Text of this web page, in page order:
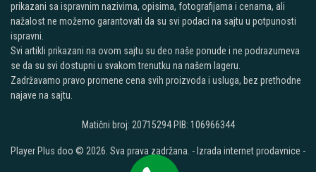
prikazani sa ispravnim nazivima, opisima, fotografijama i cenama, ali
nažalost ne možemo garantovati da su svi podaci na sajtu u potpunosti
ispravni.
Svi artikli prikazani na ovom sajtu su deo naše ponude i ne podrazumeva
se da su svi dostupni u svakom trenutku na našem lageru.
Zadržavamo pravo promene cena svih proizvoda i usluga, bez prethodne
najave na sajtu.
Matični broj: 20715294 PIB: 106966344
Player Plus doo © 2026. Sva prava zadržana. - Izrada internet prodavnice -
Selltico.